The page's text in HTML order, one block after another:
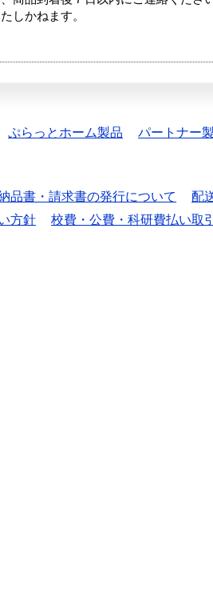
しかねます。
ぷらっとホーム製品 パートナー
品書・請求書の発行について 配
方針 校費・公費・科研費払い取